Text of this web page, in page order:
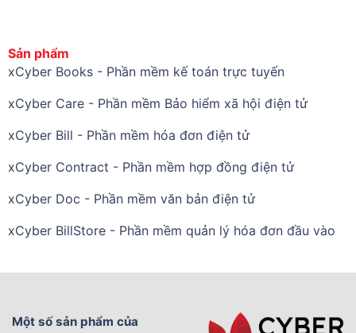
Sản phẩm
xCyber Books - Phần mềm kế toán trực tuyến
xCyber Care - Phần mềm Bảo hiểm xã hội điện tử
xCyber Bill - Phần mềm hóa đơn điện tử
xCyber Contract - Phần mềm hợp đồng điện tử
xCyber Doc - Phần mềm văn bản điện tử
xCyber BillStore - Phần mềm quản lý hóa đơn đầu vào
Một số sản phẩm của